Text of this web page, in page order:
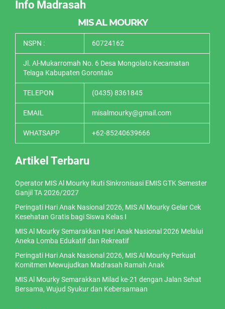
Info Madrasah
MIS AL MOURKY
NSPN : 60724162
Jl. Al-Mukarromah No. 6 Desa Mongolato Kecamatan
Telaga Kabupaten Gorontalo
TELEPON (0435) 8361845
EMAIL misalmourky@gmail.com
WHATSAPP +62-85240639666
Artikel Terbaru
Operator MIS Al Mourky Ikuti Sinkronisasi EMIS GTK Semester
Ganjil TA 2026/2027
Peringati Hari Anak Nasional 2026, MIS Al Mourky Gelar Cek
Kesehatan Gratis bagi Siswa Kelas I
MIS Al Mourky Semarakkan Hari Anak Nasional 2026 Melalui
Aneka Lomba Edukatif dan Rekreatif
Peringati Hari Anak Nasional 2026, MIS Al Mourky Perkuat
Komitmen Mewujudkan Madrasah Ramah Anak
MIS Al Mourky Semarakkan Milad ke-21 dengan Jalan Sehat
Bersama, Wujud Syukur dan Kebersamaan